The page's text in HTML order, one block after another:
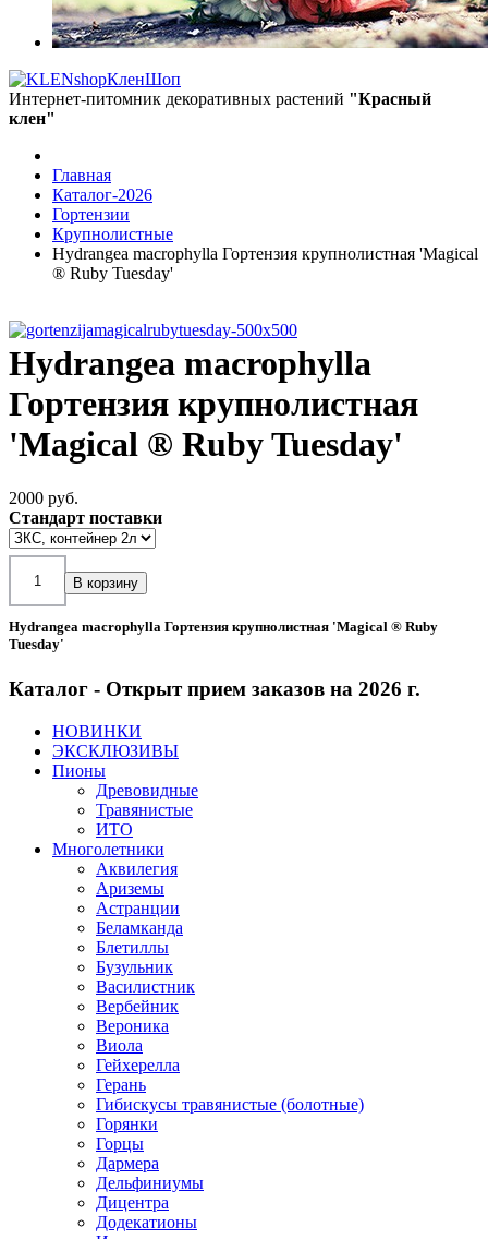
КленШоп
Интернет-питомник декоративных растений "Красный
клен"
Главная
Каталог-2026
Гортензии
Крупнолистные
Hydrangea macrophylla Гортензия крупнолистная 'Magical
® Ruby Tuesday'
Hydrangea macrophylla
Гортензия крупнолистная
'Magical ® Ruby Tuesday'
2000 pуб.
Стандарт поставки
Hydrangea macrophylla Гортензия крупнолистная 'Magical ® Ruby
Tuesday'
Каталог - Открыт прием заказов на 2026 г.
НОВИНКИ
ЭКСКЛЮЗИВЫ
Пионы
Древовидные
Травянистые
ИТО
Многолетники
Аквилегия
Ариземы
Астранции
Беламканда
Блетиллы
Бузульник
Василистник
Вербейник
Вероника
Виола
Гейхерелла
Герань
Гибискусы травянистые (болотные)
Горянки
Горцы
Дармера
Дельфиниумы
Дицентра
Додекатионы